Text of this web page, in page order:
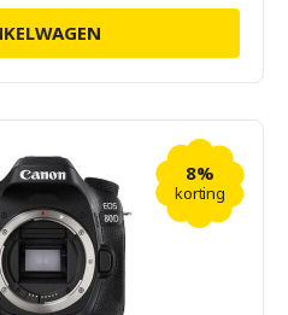
8%
korting